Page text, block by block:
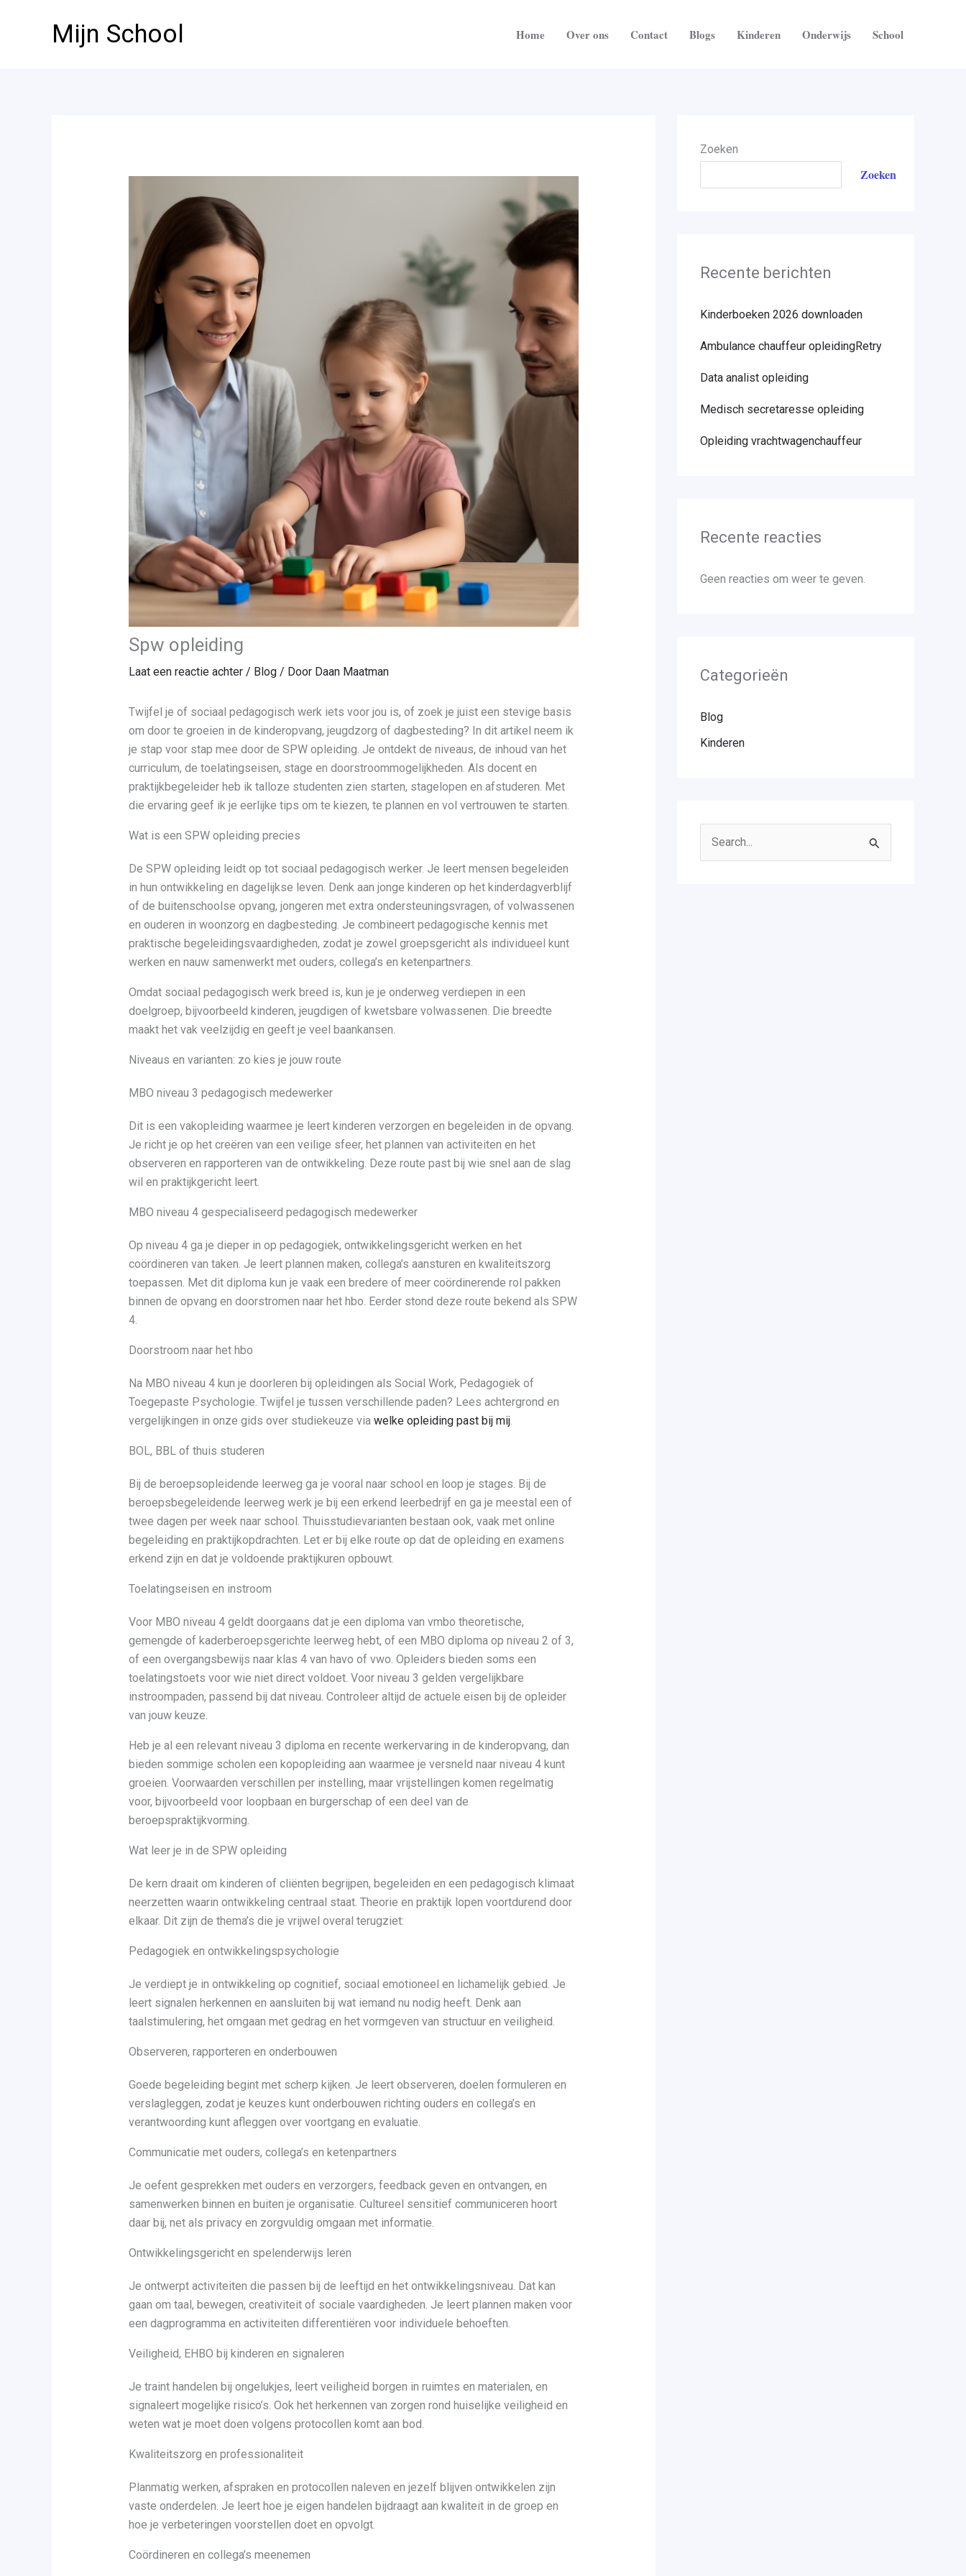
Mijn School Home Over ons Contact Blogs Kinderen Onderwijs School
Spw opleiding
Laat een reactie achter / Blog/ Door Daan Maatman
Twijfel je of sociaal pedagogisch werk iets voor jou is, of zoek je juist een stevige basis
om door te groeien in de kinderopvang, jeugdzorg of dagbesteding? In dit artikel neem ik
je stap voor stap mee door de SPW opleiding. Je ontdekt de niveaus, de inhoud van het
curriculum, de toelatingseisen, stage en doorstroommogelijkheden. Als docent en
praktijkbegeleider heb ik talloze studenten zien starten, stagelopen en afstuderen. Met
die ervaring geef ik je eerlijke tips om te kiezen, te plannen en vol vertrouwen te starten.
Wat is een SPW opleiding precies
De SPW opleiding leidt op tot sociaal pedagogisch werker. Je leert mensen begeleiden
in hun ontwikkeling en dagelijkse leven. Denk aan jonge kinderen op het kinderdagverblijf
of de buitenschoolse opvang, jongeren met extra ondersteuningsvragen, of volwassenen
en ouderen in woonzorg en dagbesteding. Je combineert pedagogische kennis met
praktische begeleidingsvaardigheden, zodat je zowel groepsgericht als individueel kunt
werken en nauw samenwerkt met ouders, collega’s en ketenpartners.
Omdat sociaal pedagogisch werk breed is, kun je je onderweg verdiepen in een
doelgroep, bijvoorbeeld kinderen, jeugdigen of kwetsbare volwassenen. Die breedte
maakt het vak veelzijdig en geeft je veel baankansen.
Niveaus en varianten: zo kies je jouw route
MBO niveau 3 pedagogisch medewerker
Dit is een vakopleiding waarmee je leert kinderen verzorgen en begeleiden in de opvang.
Je richt je op het creëren van een veilige sfeer, het plannen van activiteiten en het
observeren en rapporteren van de ontwikkeling. Deze route past bij wie snel aan de slag
wil en praktijkgericht leert.
MBO niveau 4 gespecialiseerd pedagogisch medewerker
Op niveau 4 ga je dieper in op pedagogiek, ontwikkelingsgericht werken en het
coördineren van taken. Je leert plannen maken, collega’s aansturen en kwaliteitszorg
toepassen. Met dit diploma kun je vaak een bredere of meer coördinerende rol pakken
binnen de opvang en doorstromen naar het hbo. Eerder stond deze route bekend als SPW
4.
Doorstroom naar het hbo
Na MBO niveau 4 kun je doorleren bij opleidingen als Social Work, Pedagogiek of
Toegepaste Psychologie. Twijfel je tussen verschillende paden? Lees achtergrond en
vergelijkingen in onze gids over studiekeuze via welke opleiding past bij mij.
BOL, BBL of thuis studeren
Bij de beroepsopleidende leerweg ga je vooral naar school en loop je stages. Bij de
beroepsbegeleidende leerweg werk je bij een erkend leerbedrijf en ga je meestal een of
twee dagen per week naar school. Thuisstudievarianten bestaan ook, vaak met online
begeleiding en praktijkopdrachten. Let er bij elke route op dat de opleiding en examens
erkend zijn en dat je voldoende praktijkuren opbouwt.
Toelatingseisen en instroom
Voor MBO niveau 4 geldt doorgaans dat je een diploma van vmbo theoretische,
gemengde of kaderberoepsgerichte leerweg hebt, of een MBO diploma op niveau 2 of 3,
of een overgangsbewijs naar klas 4 van havo of vwo. Opleiders bieden soms een
toelatingstoets voor wie niet direct voldoet. Voor niveau 3 gelden vergelijkbare
instroompaden, passend bij dat niveau. Controleer altijd de actuele eisen bij de opleider
van jouw keuze.
Heb je al een relevant niveau 3 diploma en recente werkervaring in de kinderopvang, dan
bieden sommige scholen een kopopleiding aan waarmee je versneld naar niveau 4 kunt
groeien. Voorwaarden verschillen per instelling, maar vrijstellingen komen regelmatig
voor, bijvoorbeeld voor loopbaan en burgerschap of een deel van de
beroepspraktijkvorming.
Wat leer je in de SPW opleiding
De kern draait om kinderen of cliënten begrijpen, begeleiden en een pedagogisch klimaat
neerzetten waarin ontwikkeling centraal staat. Theorie en praktijk lopen voortdurend door
elkaar. Dit zijn de thema’s die je vrijwel overal terugziet:
Pedagogiek en ontwikkelingspsychologie
Je verdiept je in ontwikkeling op cognitief, sociaal emotioneel en lichamelijk gebied. Je
leert signalen herkennen en aansluiten bij wat iemand nu nodig heeft. Denk aan
taalstimulering, het omgaan met gedrag en het vormgeven van structuur en veiligheid.
Observeren, rapporteren en onderbouwen
Goede begeleiding begint met scherp kijken. Je leert observeren, doelen formuleren en
verslagleggen, zodat je keuzes kunt onderbouwen richting ouders en collega’s en
verantwoording kunt afleggen over voortgang en evaluatie.
Communicatie met ouders, collega’s en ketenpartners
Je oefent gesprekken met ouders en verzorgers, feedback geven en ontvangen, en
samenwerken binnen en buiten je organisatie. Cultureel sensitief communiceren hoort
daar bij, net als privacy en zorgvuldig omgaan met informatie.
Ontwikkelingsgericht en spelenderwijs leren
Je ontwerpt activiteiten die passen bij de leeftijd en het ontwikkelingsniveau. Dat kan
gaan om taal, bewegen, creativiteit of sociale vaardigheden. Je leert plannen maken voor
een dagprogramma en activiteiten differentiëren voor individuele behoeften.
Veiligheid, EHBO bij kinderen en signaleren
Je traint handelen bij ongelukjes, leert veiligheid borgen in ruimtes en materialen, en
signaleert mogelijke risico’s. Ook het herkennen van zorgen rond huiselijke veiligheid en
weten wat je moet doen volgens protocollen komt aan bod.
Kwaliteitszorg en professionaliteit
Planmatig werken, afspraken en protocollen naleven en jezelf blijven ontwikkelen zijn
vaste onderdelen. Je leert hoe je eigen handelen bijdraagt aan kwaliteit in de groep en
hoe je verbeteringen voorstellen doet en opvolgt.
Coördineren en collega’s meenemen
Zoeken
Zoeken
Recente berichten
Kinderboeken 2026 downloaden
Ambulance chauffeur opleidingRetry
Data analist opleiding
Medisch secretaresse opleiding
Opleiding vrachtwagenchauffeur
Recente reacties
Geen reacties om weer te geven.
Categorieën
Blog
Kinderen